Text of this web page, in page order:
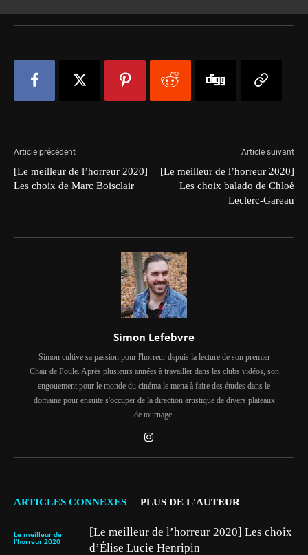
Article précédent
[Le meilleur de l’horreur 2020]
Les choix de Marc Boisclair
Article suivant
[Le meilleur de l’horreur 2020]
Les choix balado de Chloé
Leclerc-Gareau
Simon Lefebvre
Simon cultive sa passion pour l'horreur depuis la lecture de son premier
Chair de Poule. Après plusieurs années à travailler dans les clubs vidéos, son
engouement pour le monde du cinéma le mena à faire des études dans le
domaine pour ensuite s'occuper de la direction artistique de divers plateaux
de tournage.
ARTICLES CONNEXES PLUS DE L'AUTEUR
Le meilleur de
l'horreur 2020
[Le meilleur de l’horreur 2020] Les choix
d’Élise Lucie Henripin